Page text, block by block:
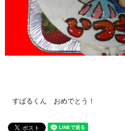
すばるくん おめでとう！